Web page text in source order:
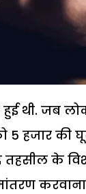
थी. जब
हजार की
तहसील के